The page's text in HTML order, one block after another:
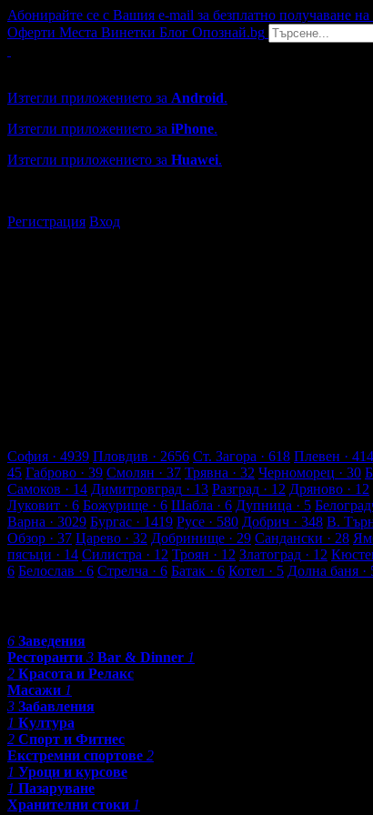
Абонирайте се с Вашия e-mail за безплатно получаване
Оферти Места Винетки Блог Опознай.bg
Изтегли приложението за Android.
Изтегли приложението за iPhone.
Изтегли приложението за Huawei.
Регистрация Вход
София · 4939 Пловдив · 2656 Ст. Загора · 618 Плевен · 414
45 Габрово · 39 Смолян · 37 Трявна · 32 Черноморец · 30
Самоков · 14 Димитровград · 13 Разград · 12 Дряново · 12
Луковит · 6 Божурище · 6 Шабла · 6 Дупница · 5
Варна · 3029 Бургас · 1419 Русе · 580 Добрич · 348 В.
Обзор · 37 Царево · 32 Добринище · 29 Сандански · 28
пясъци · 14 Силистра · 12 Троян · 12 Златоград · 12
6 Белослав · 6 Стрелча · 6 Батак · 6 Котел · 5 Долна баня ·
6 Заведения
Ресторанти 3 Bar & Dinner 1
2 Красота и Релакс
Масажи 1
3 Забавления
1 Култура
2 Спорт и Фитнес
Екстремни спортове 2
1 Уроци и курсове
1 Пазаруване
Хранителни стоки 1